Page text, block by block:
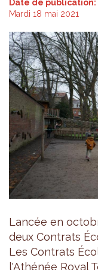
Date de publication:
Mardi 18 mai 2021
Lancée en
deux Contrats
Les Contrats
l'Athénée Royal